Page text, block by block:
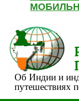
Об Индии и
путешествиях